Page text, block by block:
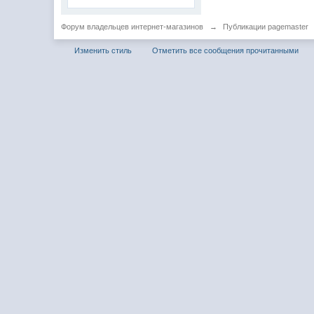
Форум владельцев интернет-магазинов → Публикации pagemaster
Изменить стиль Отметить все сообщения прочитанными